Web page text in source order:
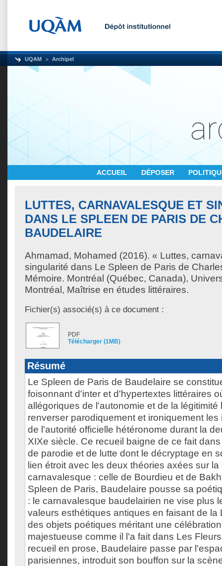
UQAM Archipel
ACCUEIL DÉPOSER
LUTTES, CARNAVALESQUE ET
DANS LE SPLEEN DE PARIS DE
BAUDELAIRE
Ahmamad, Mohamed (2016). « Luttes,
singularité dans Le Spleen de Paris de
Mémoire. Montréal (Québec, Canada),
Montréal, Maîtrise en études littéraires.
Fichier(s) associé(s) à ce document :
PDF
Télécharger (1MB)
Résumé
Le Spleen de Paris de Baudelaire se
foisonnant d'inter et d'hypertextes littéraires
allégoriques de l'autonomie et de la légitimité
renverser parodiquement et ironiquement
de l'autorité officielle hétéronome durant la
XIXe siècle. Ce recueil baigne de ce fait
de parodie et de lutte dont le décryptage en
lien étroit avec les deux théories axées sur la
carnavalesque : celle de Bourdieu et de
Spleen de Paris, Baudelaire pousse sa
: le carnavalesque baudelairien ne vise plus
valeurs esthétiques antiques en faisant de la
des objets poétiques méritant une
majestueuse comme il l'a fait dans Les
recueil en prose, Baudelaire passe par
parisiennes, introduit son bouffon sur la